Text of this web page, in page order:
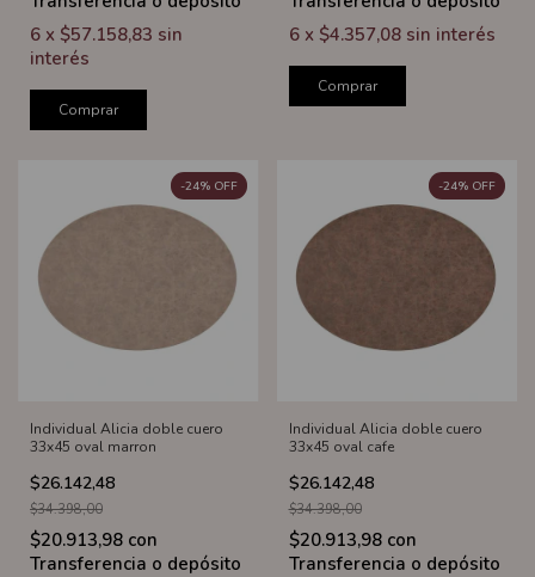
6 x $57.158,83 sin
interés
Comprar
6 x $4.357,08 sin interés
Comprar
Individual Alicia doble cuero
33x45 oval marron
$26.142,48
-24% OFF
$34.398,00
$20.913,98 con
Transferencia o depósito
Individual Alicia doble cuero
33x45 oval cafe
$26.142,48
-24% OFF
$34.398,00
$20.913,98 con
Transferencia o depósito